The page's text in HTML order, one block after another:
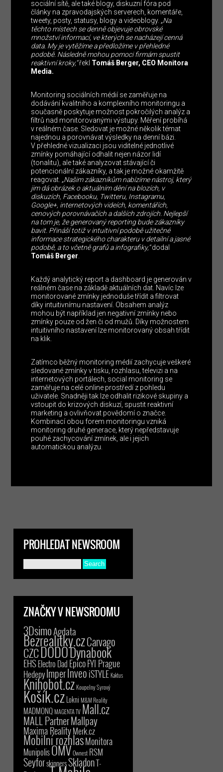
sociální sítě, ale také blogy, diskuzní fóra pod
články na zpravodajských serverech, komentáře,
tweety, posty, statusy, blogy a videoblogy. „Na
těchto místech se denně objevuje obrovské
množství informací, ve kterých se nacházejí cenná
data. My je vytěžíme a předložíme v přehledné
podobě. Následně mohou pomoci firmám spustit
reaktivní kroky,“řekl Tomáš Berger, CEO Monitora
Media.
Monitoring sociálních médií se zaměřuje na
dodávání kvalitního a komplexního monitoringu a
současně poskytuje možnost pokročilých analýz a
filtrů nad monitorovanými výstupy. Měření probíhá
v reálném čase. Sledovat je možné několik témat
najednou a porovnávat výsledky na denní bázi.
V přehledné vizualizaci jsou viditelné jednotlivé
zmínky pomáhající odhalit nejen názor lidí
(tonalitu), ale také analyzovat stávající či
potencionální zákazníky, a tak je možné okamžitě
reagovat. „Našim zákazníkům nabízíme nástroj, který
jim dá obrázek o aktuálním dění na blozích, v
diskuzích, Facebooku, Twitteru, Instagramu,
Google+, internetových videích, komentářích,
cenových porovnávačích a dalších zdrojích. Nejlepší
na tom je, že generovaný reporting bude zákazníky
bavit. Přináší totiž v intuitivní podobě užitečné
informace strategického charakteru v detailní a jasné
podobě, a to včetně grafů a infografiky,“dodal
Tomáš Berger
Každý analytický report a dashboard je generován v
reálném čase na základě aktuálních dat. Navíc lze
monitorované zmínky jednoduše třídit a filtrovat
díky intuitivnímu nastavení. Obsahem analýz
mohou být například jen negativní zmínky nebo
zmínky pouze od žen či od mužů. Díky možnostem
intuitivního nastavení lze monitorovaný obsah třídit
na klik.
Zatímco běžný monitoring médií zachycuje veškeré
sledované zmínky v tisku, rozhlasu, televizi a na
internetových portálech, social monitoring se
zaměřuje na celé online prostředí z pohledu
uživatele. Snadněji tak lze odhalit rizikové skupiny a
vstoupit do krizových diskuzí, spustit reaktivní
marketing a ovlivňovat povědomí o značce.
Kombinací obou forem monitoringu vzniká
monitoring druhé generace, který nepředstavuje
pouhé zachycování zmínek, ale i jejich
automatickou analýzu.
PROHLEDAT NEWSROOM
ZNAČKY V NEWSROOMU
3DsimoAgdata
Bezrealitky.czCarvago
CZCDODODynabook
EHSElectro Dad EpicoFYI Prague
HedepyImperInveoiSTYLE Kaktus
Knihobot.czKoupelny Syrový
Košík.czLokni M&M Reality
MADMONQMAGENTA TV Mall.cz
MALL PartnerMallpay
Maxima RealityMerk.cz
Mobilní rozhlasMonitora
MunipolisOMVOwnest RSM
SeyforskinnersSkladonT-